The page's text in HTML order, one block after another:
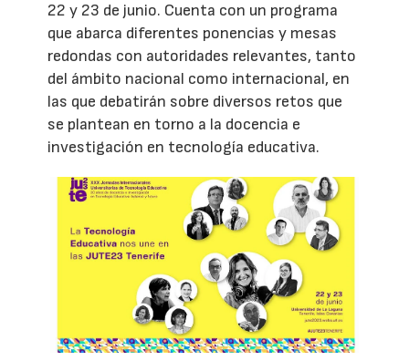
22 y 23 de junio. Cuenta con un programa
que abarca diferentes ponencias y mesas
redondas con autoridades relevantes, tanto
del ámbito nacional como internacional, en
las que debatirán sobre diversos retos que
se plantean en torno a la docencia e
investigación en tecnología educativa.